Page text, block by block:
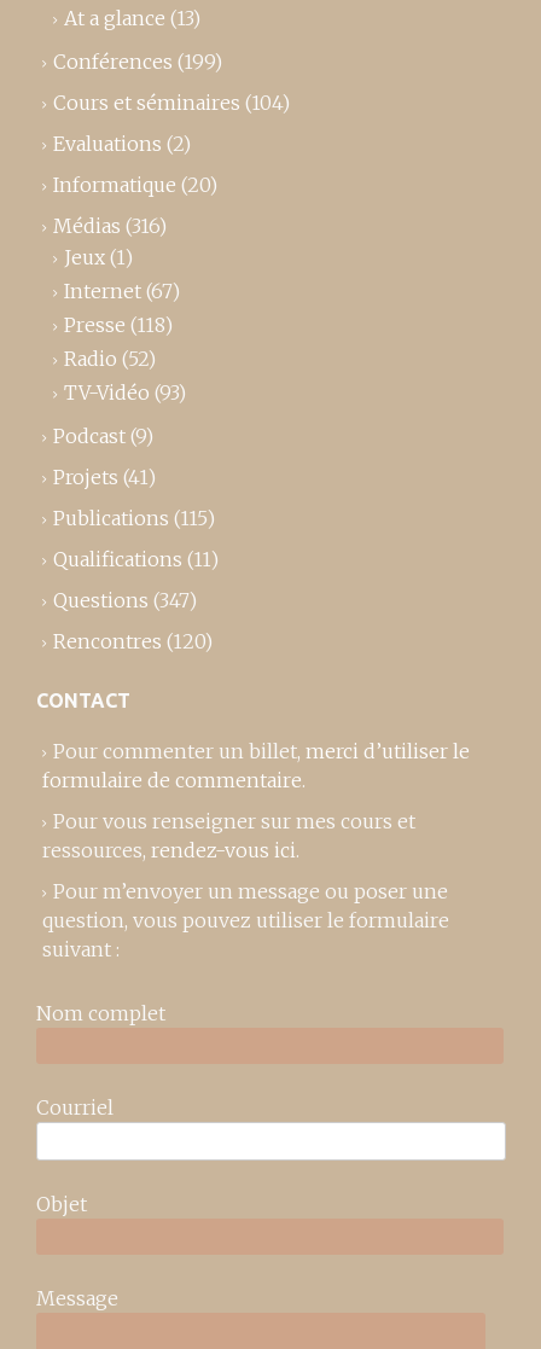
At a glance (13)
Conférences (199)
Cours et séminaires (104)
Evaluations (2)
Informatique (20)
Médias (316)
Jeux (1)
Internet (67)
Presse (118)
Radio (52)
TV-Vidéo (93)
Podcast (9)
Projets (41)
Publications (115)
Qualifications (11)
Questions (347)
Rencontres (120)
CONTACT
Pour commenter un billet, merci d’utiliser le
formulaire de commentaire.
Pour vous renseigner sur mes cours et
ressources, rendez-vous ici.
Pour m’envoyer un message ou poser une
question, vous pouvez utiliser le formulaire
suivant :
Nom complet
Courriel
Objet
Message